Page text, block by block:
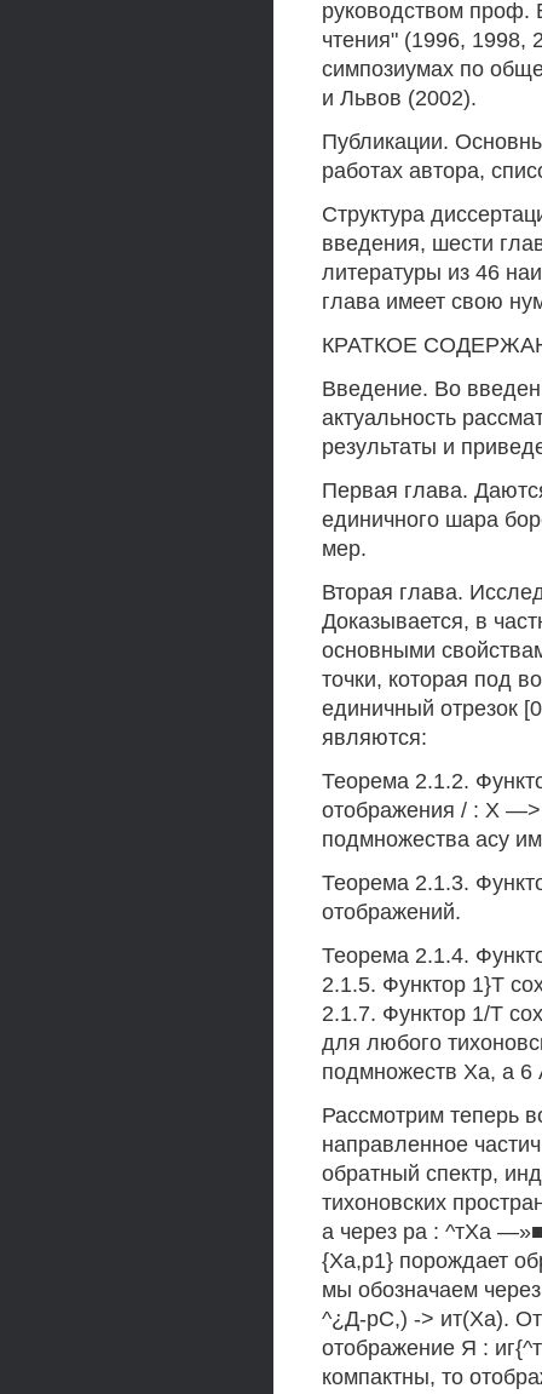
руководством проф.
чтения" (1996,
симпозиумах по
и Львов (2002).
Публикации.
работах автора,
Структура
введения, шести
литературы из 46
глава имеет свою
КРАТКОЕ
Введение. Во
актуальность
результаты и
Первая глава.
единичного шара
мер.
Вторая глава.
Доказывается, в
основными
точки, которая под
единичный отрезок
являются:
Теорема 2.1.2.
отображения / : X —>
подмножества асу
Теорема 2.1.3.
отображений.
Теорема 2.1.4.
2.1.5. Функтор 1}Т
2.1.7. Функтор 1/Т
для любого
подмножеств Ха, а 6
Рассмотрим теперь
направленное
обратный спектр,
тихоновских
а через ра : ^тХа
{Ха,р1} порождает
мы обозначаем
^¿Д-рС,) -> ит(Ха).
отображение Я :
компактны, то